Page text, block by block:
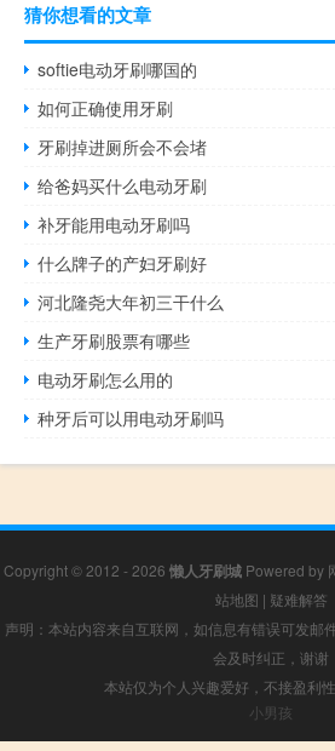
猜你想看的文章
softie电动牙刷哪国的
如何正确使用牙刷
牙刷掉进厕所会不会堵
给爸妈买什么电动牙刷
补牙能用电动牙刷吗
什么牌子的产妇牙刷好
河北隆尧大年初三干什么
生产牙刷股票有哪些
电动牙刷怎么用的
种牙后可以用电动牙刷吗
Copyright © 2012 - 2026 懒人牙刷城 Powered by
站地图 | 疑难解答
声明：本站内容来自互联网，如信息有错误可发邮
会及时纠正，谢谢
本站仅为个人兴趣爱好，不接盈利
小男孩